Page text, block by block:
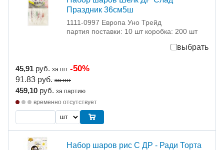
Праздник 36см5ш
1111-0997 Европа Уно Трейд
партия поставки: 10 шт коробка: 200 шт
выбрать
45,91 руб. за шт -50%
91.83руб. за шт
459,10 руб. за партию
временно отсутствует
Набор шаров рис С ДР - Ради Торта